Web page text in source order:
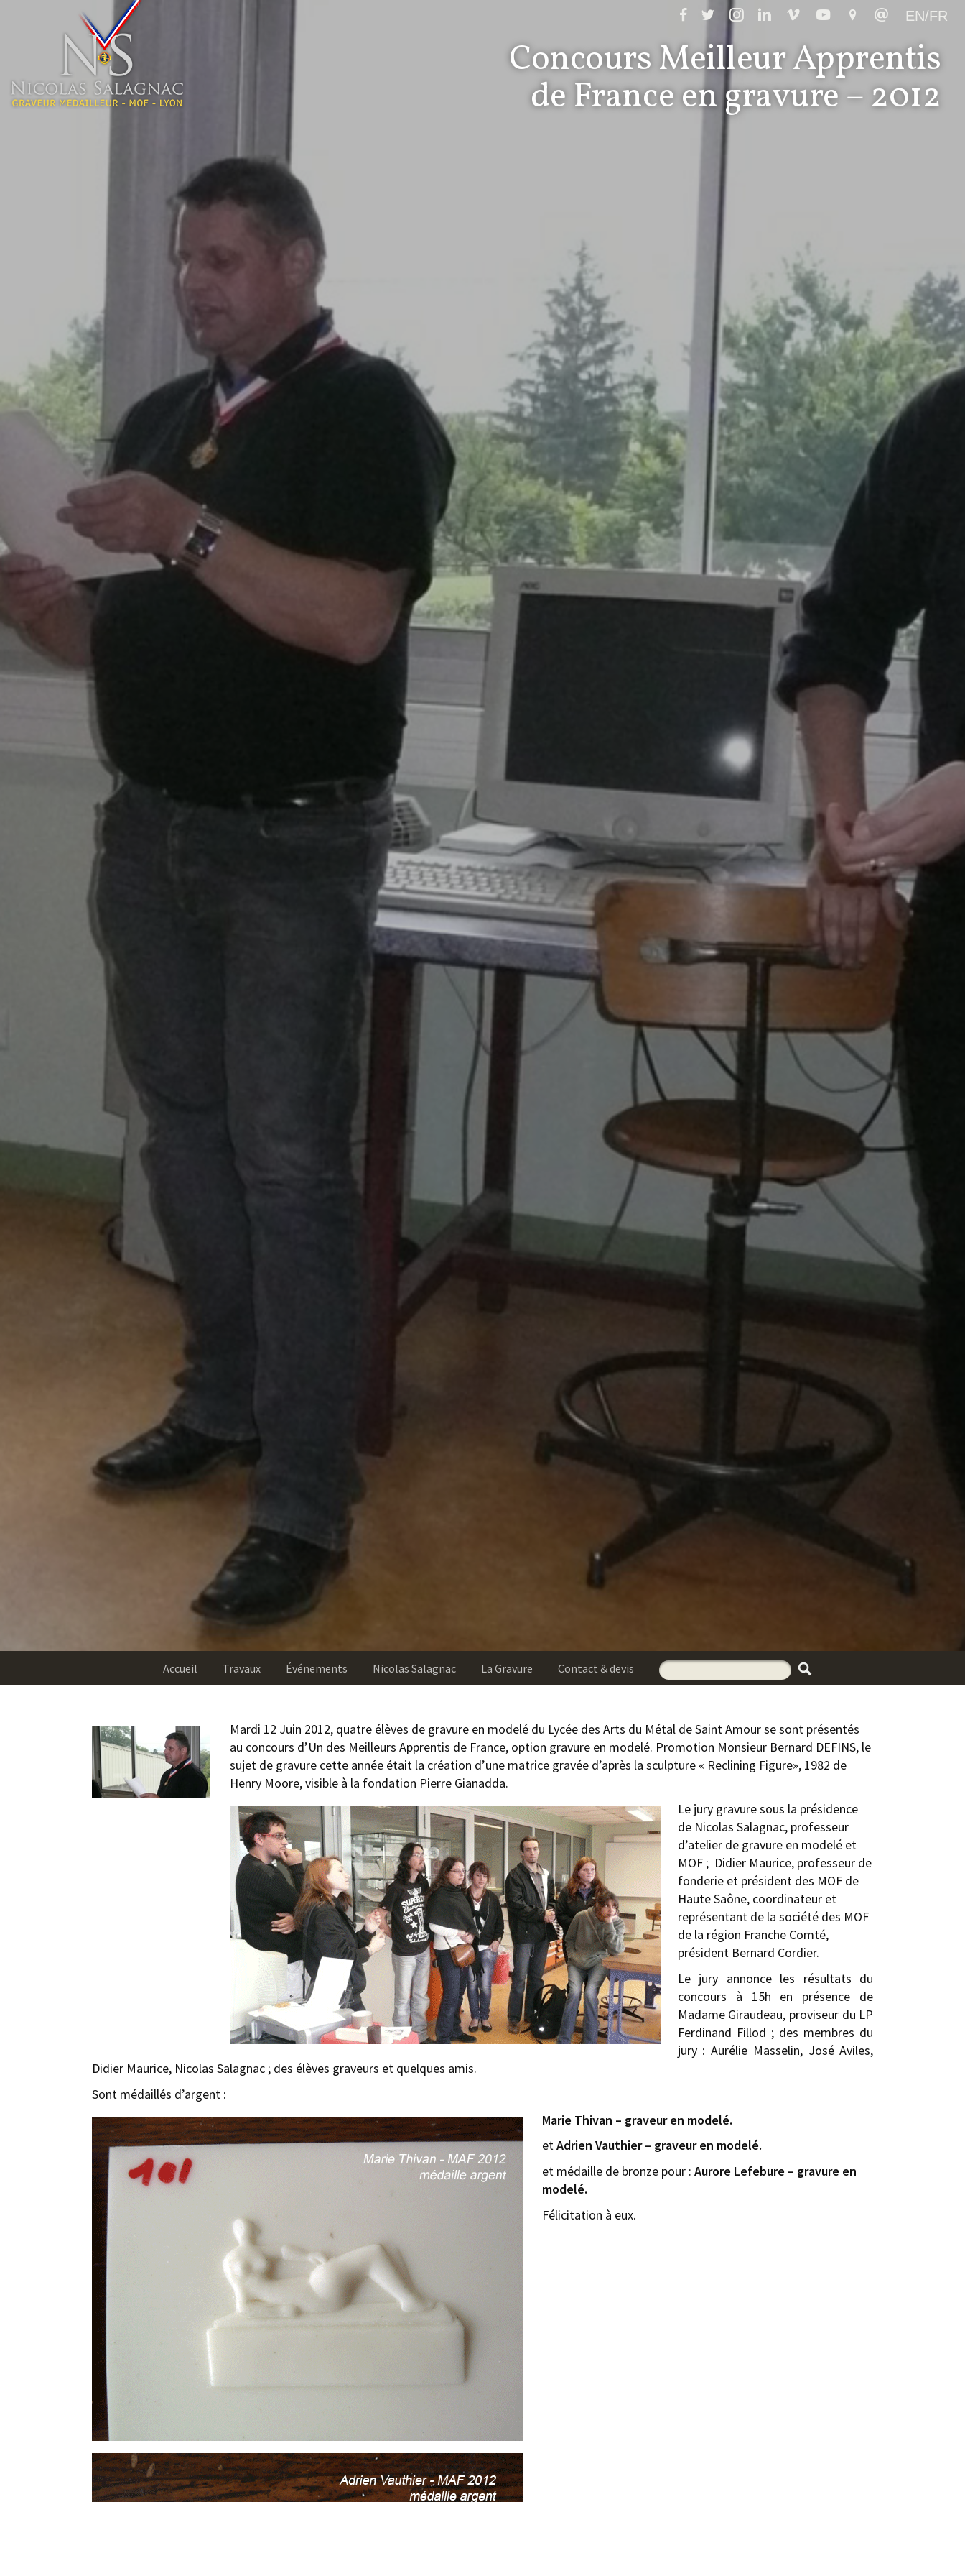
EN/FR
Accueil Travaux Événements Nicolas Salagnac La Gravure Contact & devis
Concours Meilleur Apprentis
de France en gravure – 2012
Mardi 12 Juin 2012, quatre élèves de gravure en modelé du Lycée des Arts du Métal de Saint Amour se sont présentés
au concours d’Un des Meilleurs Apprentis de France, option gravure en modelé. Promotion Monsieur Bernard DEFINS, le
sujet de gravure cette année était la création d’une matrice gravée d’après la sculpture « Reclining Figure», 1982 de
Henry Moore, visible à la fondation Pierre Gianadda.
Le jury gravure sous la présidence
de Nicolas Salagnac, professeur
d’atelier de gravure en modelé et
MOF ; Didier Maurice, professeur de
fonderie et président des MOF de
Haute Saône, coordinateur et
représentant de la société des MOF
de la région Franche Comté,
président Bernard Cordier.
Le jury annonce les résultats du
concours à 15h en présence de
Madame Giraudeau, proviseur du LP
Ferdinand Fillod ; des membres du
jury : Aurélie Masselin, José Aviles,
Didier Maurice, Nicolas Salagnac ; des élèves graveurs et quelques amis.
Sont médaillés d’argent :
Marie Thivan – graveur en modelé.
etAdrien Vauthier – graveur en modelé.
et médaille de bronze pour : Aurore Lefebure – gravure en
modelé.
Félicitation à eux.